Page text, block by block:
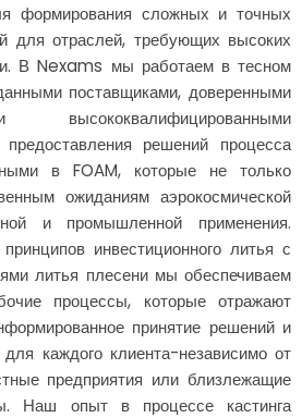
формирования сложных и точных
для отраслей, требующих высоких
В Nexams мы работаем в тесном
поставщиками, доверенными
решений процесса
в FOAM, которые не только
ожиданиям аэрокосмической
и промышленной применения.
инвестиционного литья с
литья плесени мы обеспечиваем
процессы, которые отражают
принятие решений и
каждого клиента-независимо от
предприятия или близлежащие
Наш опыт в процессе кастинга